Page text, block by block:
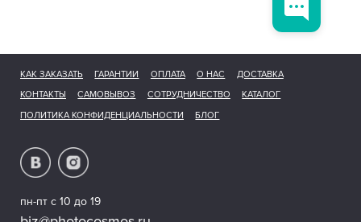
КАК ЗАКАЗАТЬ ГАРАНТИИ ОПЛАТА О НАС
ДОСТАВКА
КОНТАКТЫ
САМОВЫВОЗ СОТРУДНИЧЕСТВО
КАТАЛОГ
ПОЛИТИКА КОНФИДЕНЦИАЛЬНОСТИ
БЛОГ
пн-пт с 10 до 19